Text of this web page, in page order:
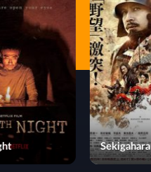
Sekigahara